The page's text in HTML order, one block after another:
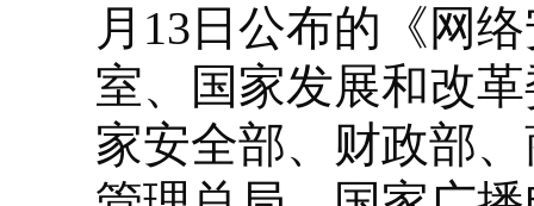
月13日公布的《网
室、国家发展和改
家安全部、财政部